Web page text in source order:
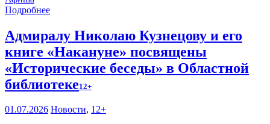
Подробнее
Адмиралу Николаю Кузнецову и его
книге «Накануне» посвящены
«Исторические беседы» в Областной
библиотеке12+
01.07.2026 Новости, 12+